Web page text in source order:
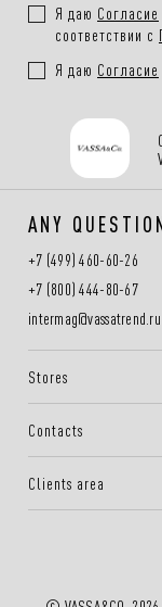
Я даю Согласие
соответствии с
Я даю Согласие
ANY
+7 (499) 460-60-26
+7 (800) 444-80-67
intermag@vassatrend.ru
Stores
Contacts
Clients area